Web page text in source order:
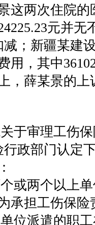
这两次住院
元并
减；新疆某建
用，其中
，薛某景的
关于审理工伤
政部门认定
个或两个以上
承担工伤保险
单位派遣的职